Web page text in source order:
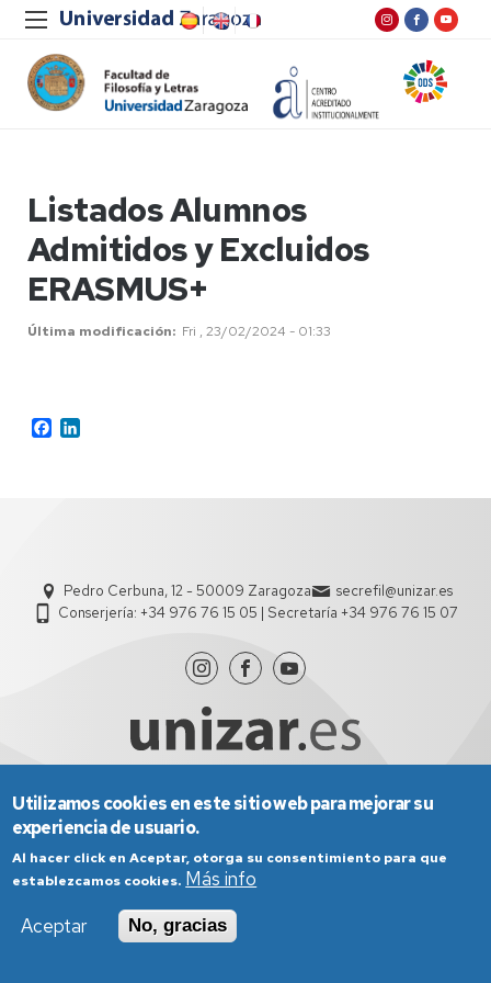
Listados Alumnos
Admitidos y Excluidos
ERASMUS+
Última modificación Fri , 23/02/2024 - 01:33
Facebook
Pedro Cerbuna, 12 - 50009 Zaragoza
secrefil@unizar.es
Conserjería: +34 976 76 15 05 | Secretaría +34 976 76 15 07
Aviso Legal
Condiciones generales de uso
Política de Accesibilidad
Utilizamos cookies en este sitio web para mejorar su
experiencia de usuario.
Al hacer click en Aceptar, otorga su consentimiento para que
establezcamos cookies. Más info
Aceptar
No, gracias